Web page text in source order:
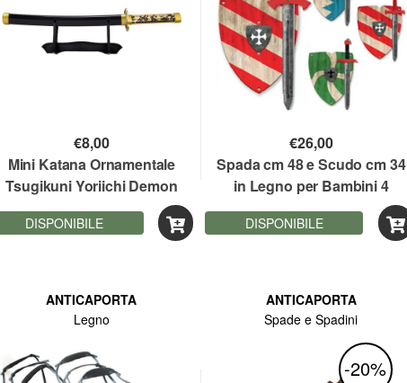
€8,00
Mini Katana Ornamentale
Tsugikuni Yoriichi Demon
Slayer 45 cm lama bamboo
DISPONIBILE
€26,00
Spada cm 48 e Scudo cm 34
in Legno per Bambini 4
versioni
DISPONIBILE
ANTICAPORTA
Legno
ANTICAPORTA
Spade e Spadini
-20%